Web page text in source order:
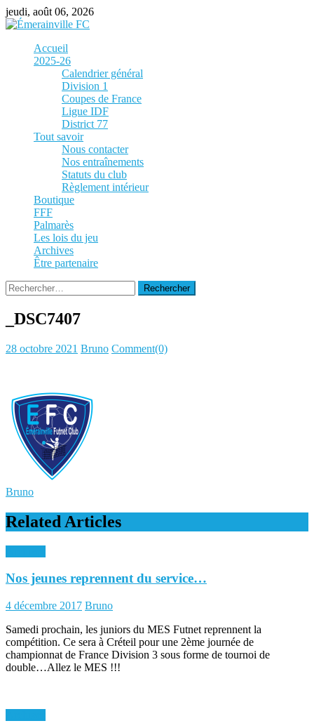
Skip
to
jeudi, août 06, 2026
Accueil
2025-26
Calendrier général
Division 1
Coupes de France
Ligue IDF
District 77
Tout savoir
Nous contacter
Nos entraînements
Statuts du club
Règlement intérieur
Boutique
FFF
Palmarès
Les lois du jeu
Archives
Être partenaire
Rechercher :
_DSC7407
Posted
28 octobre 2021 Author
Bruno Comment(0)
Bruno
Related Articles
Nos jeunes reprennent du service…
Posted
4 décembre 2017 Author
Bruno
Samedi prochain, les juniors du MES Futnet reprennent la
compétition. Ce sera à Créteil pour une 2ème journée de
championnat de France Division 3 sous forme de tournoi de
double…Allez le MES !!!